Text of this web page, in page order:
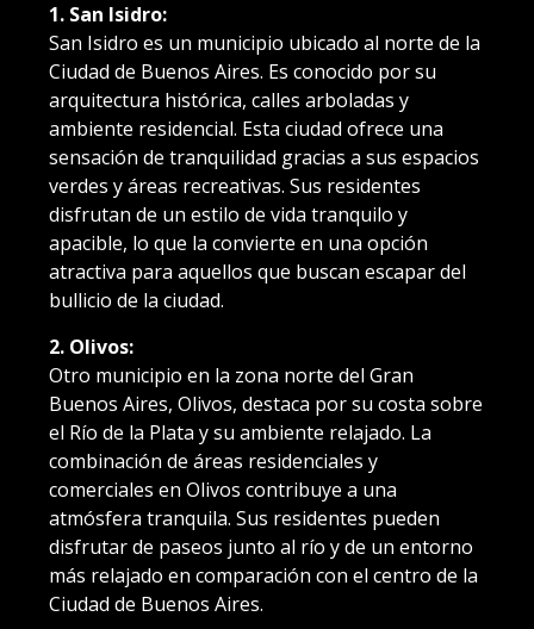
1. San Isidro:
San Isidro es un municipio ubicado al norte de la
Ciudad de Buenos Aires. Es conocido por su
arquitectura histórica, calles arboladas y
ambiente residencial. Esta ciudad ofrece una
sensación de tranquilidad gracias a sus espacios
verdes y áreas recreativas. Sus residentes
disfrutan de un estilo de vida tranquilo y
apacible, lo que la convierte en una opción
atractiva para aquellos que buscan escapar del
bullicio de la ciudad.
2. Olivos:
Otro municipio en la zona norte del Gran
Buenos Aires, Olivos, destaca por su costa sobre
el Río de la Plata y su ambiente relajado. La
combinación de áreas residenciales y
comerciales en Olivos contribuye a una
atmósfera tranquila. Sus residentes pueden
disfrutar de paseos junto al río y de un entorno
más relajado en comparación con el centro de la
Ciudad de Buenos Aires.